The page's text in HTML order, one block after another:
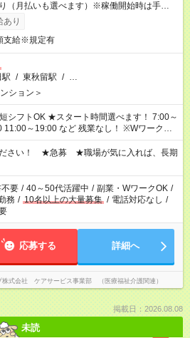
（月払いも選べます）※稼働開始時は手続き
となります。
あり
支給※規定有
駅 / 東秋留駅 / …
ション＞
時間選べます！ 7:00～
～19:00 など 残業なし！ ※Wワークの
合わせ週40時間超の就業はご案内できませ
週20時間以上勤務は社会保険への加入対象
派遣法（日雇い派遣の原則禁止）により、
業はご案内が難しい場合があります
ださい！ ★急募 ★職場が気に入れば、長期
不要 / 40～50代活躍中 / 副業・WワークOK /
務 / 10名以上の大量募集 / 電話対応なし /
応募する 詳細へ
株式会社 ケアサービス事業部 （医療福祉介護関連）
掲載日：2026.08.08
未読